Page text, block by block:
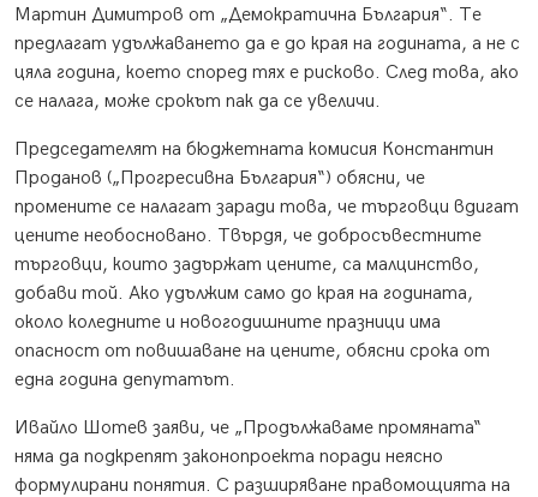
Мартин Димитров от „Демократична България“. Те
предлагат удължаването да е до края на годината, а не с
цяла година, което според тях е рисково. След това, ако
се налага, може срокът пак да се увеличи.
Председателят на бюджетната комисия Константин
Проданов („Прогресивна България“) обясни, че
промените се налагат заради това, че търговци вдигат
цените необосновано. Твърдя, че добросъвестните
търговци, които задържат цените, са малцинство,
добави той. Ако удължим само до края на годината,
около коледните и новогодишните празници има
опасност от повишаване на цените, обясни срока от
една година депутатът.
Ивайло Шотев заяви, че „Продължаваме промяната“
няма да подкрепят законопроекта поради неясно
формулирани понятия. С разширяване правомощията на